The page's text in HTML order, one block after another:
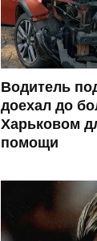
Водитель
доехал до
Харьковом
помощи